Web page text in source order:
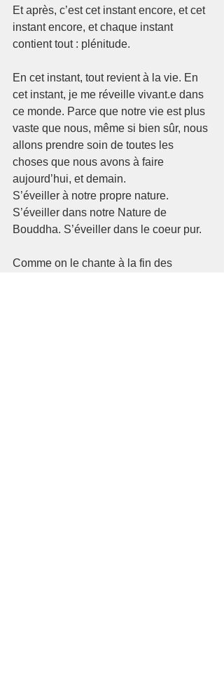
Et après, c’est cet instant encore, et cet
instant encore, et chaque instant
contient tout : plénitude.
En cet instant, tout revient à la vie. En
cet instant, je me réveille vivant.e dans
ce monde. Parce que notre vie est plus
vaste que nous, même si bien sûr, nous
allons prendre soin de toutes les
choses que nous avons à faire
aujourd’hui, et demain.
S’éveiller à notre propre nature.
S’éveiller dans notre Nature de
Bouddha. S’éveiller dans le coeur pur.
Comme on le chante à la fin des